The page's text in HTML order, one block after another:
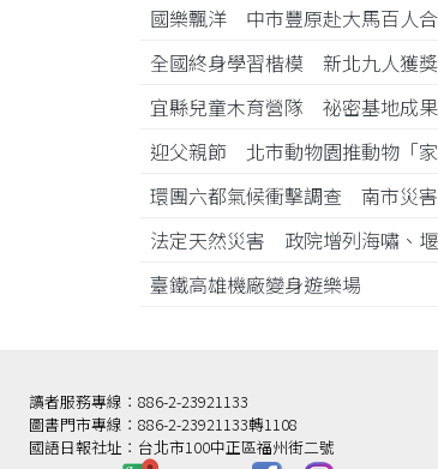
國樂飄洋 中市豐原赴大馬百人
全國終身學習楷模 新北九人獲
宜縣兒童木育營隊 祕密基地成
迎父親節 北市動物園推動物「
環團六都氣候衝擊調查 南市災
法定天然災害 政院增列海嘯、
臺鐵高雄機廠變身遊樂場
讀者服務專線：886-2-23921133
圖書門市專線：886-2-23921133轉1108
國語日報社址：台北市100中正區福州街二號